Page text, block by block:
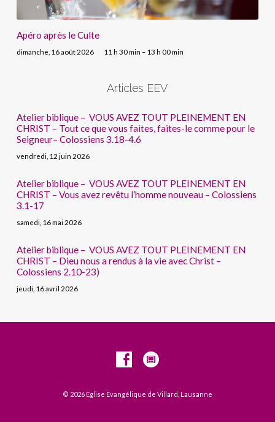
Apéro après le Culte
dimanche, 16 août 2026 11 h 30 min – 13 h 00 min
Articles EEV
Atelier biblique – VOUS AVEZ TOUT PLEINEMENT EN
CHRIST – Tout ce que vous faites, faites-le comme pour le
Seigneur– Colossiens 3.18-4.6
vendredi, 12 juin 2026
Atelier biblique – VOUS AVEZ TOUT PLEINEMENT EN
CHRIST – Vous avez revêtu l’homme nouveau – Colossiens
3.1-17
samedi, 16 mai 2026
Atelier biblique – VOUS AVEZ TOUT PLEINEMENT EN
CHRIST – Dieu nous a rendus à la vie avec Christ –
Colossiens 2.10-23)
jeudi, 16 avril 2026
© 2026 Eglise Evangélique de Villard, Lausanne